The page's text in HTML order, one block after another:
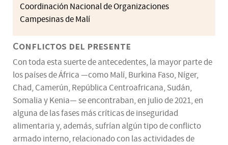
Coordinación Nacional de Organizaciones
Campesinas de Malí
Conflictos del presente
Con toda esta suerte de antecedentes, la mayor parte de
los países de África —como Malí, Burkina Faso, Níger,
Chad, Camerún, República Centroafricana, Sudán,
Somalia y Kenia— se encontraban, en julio de 2021, en
alguna de las fases más críticas de inseguridad
alimentaria y, además, sufrían algún tipo de conflicto
armado interno, relacionado con las actividades de